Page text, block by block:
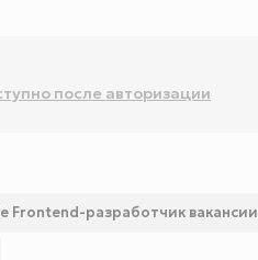
после авторизации
Frontend-разработчик вакансии